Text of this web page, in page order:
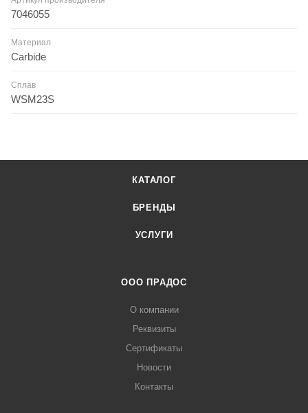
7046055
Материал
Carbide
Сплав
WSM23S
КАТАЛОГ
БРЕНДЫ
УСЛУГИ
ООО ПРАДОС
О компании
Реквизиты
Сертификаты
Новости
Контакты